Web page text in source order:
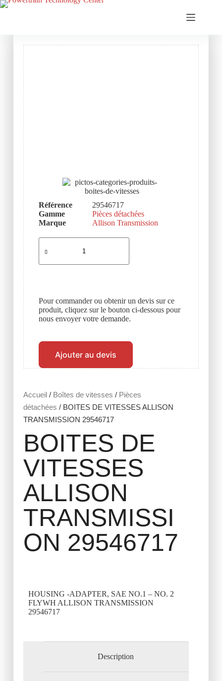
Accueil/ Boîtes de vitesses / Pièces
détachées / BOITES DE VITESSES ALLISON
TRANSMISSION 29546717
BOITES DE
VITESSES
ALLISON
TRANSMISSI
ON 29546717
HOUSING -ADAPTER, SAE NO.1 – NO. 2
FLYWH ALLISON TRANSMISSION
29546717
Description
Référence
29546717
Gamme
Pièces détachées
Marque
Allison Transmission
Pour commander ou obtenir un devis sur ce
produit, cliquez sur le bouton ci-dessous pour
nous envoyer votre demande.
Ajouter au devis